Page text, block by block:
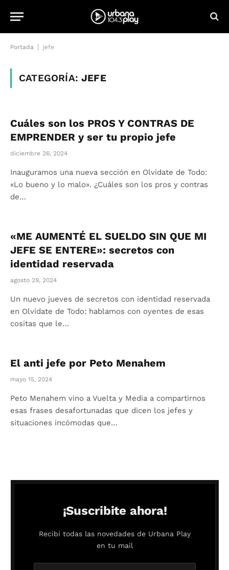
Portada jefe
CATEGORÍA:JEFE
Cuáles son los PROS Y CONTRAS DE
EMPRENDER y ser tu propio jefe
diciembre 26, 2024
Inauguramos una nueva sección en Olvidate de Todo:
«Lo bueno y lo malo». ¿Cuáles son los pros y contras
de…
«ME AUMENTÉ EL SUELDO SIN QUE MI
JEFE SE ENTERE»: secretos con
identidad reservada
agosto 29, 2024
Un nuevo jueves de secretos con identidad reservada
en Olvidate de Todo: hablamos con oyentes de esas
cositas que le…
El anti jefe por Peto Menahem
mayo 15, 2024
Peto Menahem vino a Vuelta y Media a compartirnos
esas frases desafortunadas que dicen los jefes y
situaciones incómodas que…
¡Suscribite ahora!
Recibí todas las novedades de Urbana Play
en tu mail